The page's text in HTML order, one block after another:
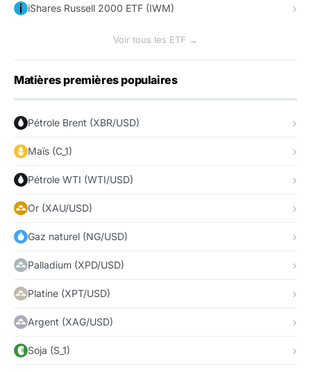
iShares Russell 2000 ETF (IWM)
Voir tous les ETF →
Matières premières populaires
Pétrole Brent (XBR/USD)
Maïs (C_1)
Pétrole WTI (WTI/USD)
Or (XAU/USD)
Gaz naturel (NG/USD)
Palladium (XPD/USD)
Platine (XPT/USD)
Argent (XAG/USD)
Soja (S_1)